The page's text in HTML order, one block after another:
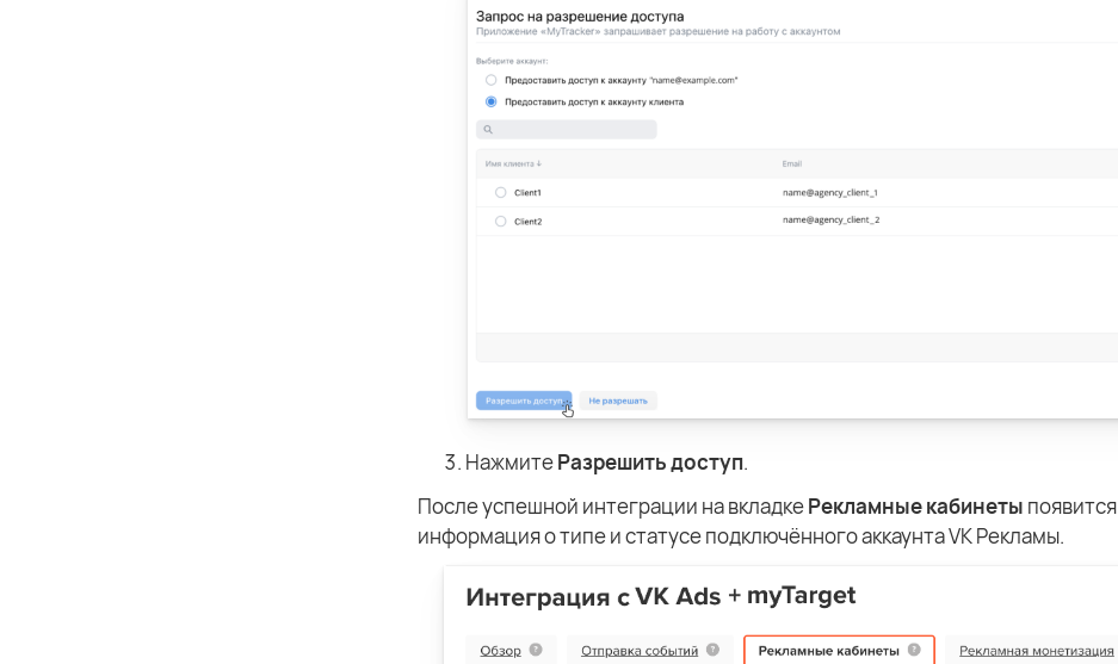
НажмитеРазрешить доступ.
После успешной интеграции на вкладкеРекламные кабинеты появится
информация о типе и статусе подключённого аккаунта VK Рекламы.